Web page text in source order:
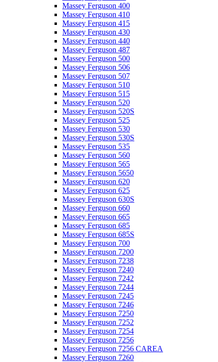
Massey Ferguson 400
Massey Ferguson 410
Massey Ferguson 415
Massey Ferguson 430
Massey Ferguson 440
Massey Ferguson 487
Massey Ferguson 500
Massey Ferguson 506
Massey Ferguson 507
Massey Ferguson 510
Massey Ferguson 515
Massey Ferguson 520
Massey Ferguson 520S
Massey Ferguson 525
Massey Ferguson 530
Massey Ferguson 530S
Massey Ferguson 535
Massey Ferguson 560
Massey Ferguson 565
Massey Ferguson 5650
Massey Ferguson 620
Massey Ferguson 625
Massey Ferguson 630S
Massey Ferguson 660
Massey Ferguson 665
Massey Ferguson 685
Massey Ferguson 685S
Massey Ferguson 700
Massey Ferguson 7200
Massey Ferguson 7238
Massey Ferguson 7240
Massey Ferguson 7242
Massey Ferguson 7244
Massey Ferguson 7245
Massey Ferguson 7246
Massey Ferguson 7250
Massey Ferguson 7252
Massey Ferguson 7254
Massey Ferguson 7256
Massey Ferguson 7256 CAREA
Massey Ferguson 7260